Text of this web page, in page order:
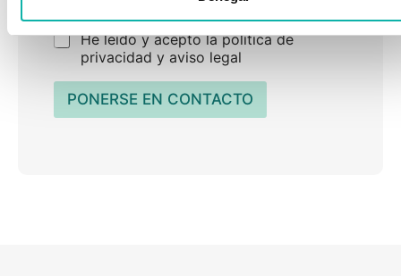
He leído y acepto la política de
privacidad y aviso legal
PONERSE EN CONTACTO